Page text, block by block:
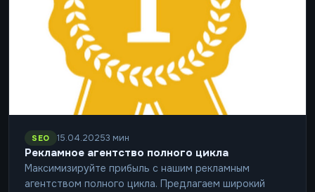
SEO 15.04.20253 мин
Рекламное агентство полного цикла
Максимизируйте прибыль с нашим рекламным
агентством полного цикла. Предлагаем широкий